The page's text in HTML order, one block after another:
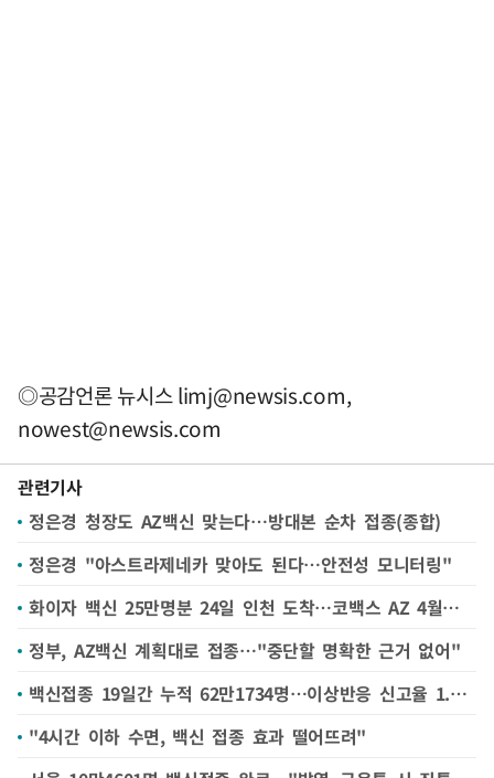
◎공감언론 뉴시스limj@newsis.com,
nowest@newsis.com
관련기사
정은경 청장도 AZ백신 맞는다…방대본 순차 접종(종합)
정은경 "아스트라제네카 맞아도 된다…안전성 모니터링"
화이자 백신 25만명분 24일 인천 도착…코백스 AZ 4월에 온다(종합)
정부, AZ백신 계획대로 접종…"중단할 명확한 근거 없어"
백신접종 19일간 누적 62만1734명…이상반응 신고율 1.45%
"4시간 이하 수면, 백신 접종 효과 떨어뜨려"